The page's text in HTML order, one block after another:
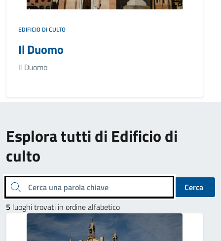
EDIFICIO DI CULTO
Il Duomo
Il Duomo
Esplora tutti di Edificio di
culto
Cerca una parola chiave
Cerca
5 luoghi trovati in ordine alfabetico